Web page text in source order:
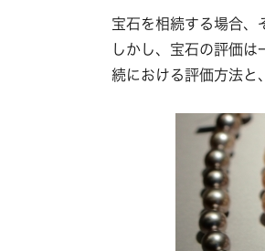
宝石を相続する場合、
しかし、宝石の評価
続における評価方法と